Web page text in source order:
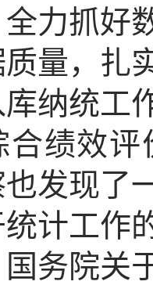
力抓好
量，扎
纳统工
合绩效
发现了
计工作
务院关